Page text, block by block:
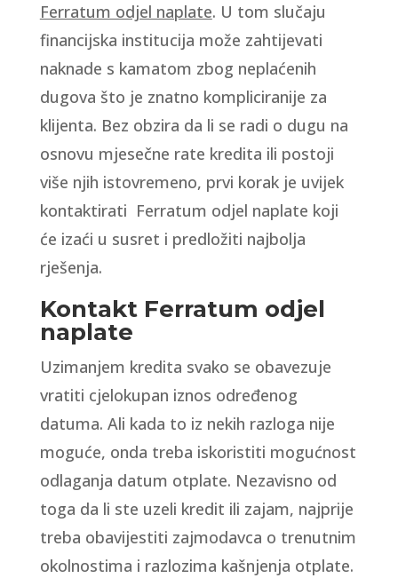
Ferratum odjel naplate. U tom slučaju
financijska institucija može zahtijevati
naknade s kamatom zbog neplaćenih
dugova što je znatno kompliciranije za
klijenta. Bez obzira da li se radi o dugu na
osnovu mjesečne rate kredita ili postoji
više njih istovremeno, prvi korak je uvijek
kontaktirati Ferratum odjel naplate koji
će izaći u susret i predložiti najbolja
rješenja.
Kontakt Ferratum odjel
naplate
Uzimanjem kredita svako se obavezuje
vratiti cjelokupan iznos određenog
datuma. Ali kada to iz nekih razloga nije
moguće, onda treba iskoristiti mogućnost
odlaganja datum otplate. Nezavisno od
toga da li ste uzeli kredit ili zajam, najprije
treba obavijestiti zajmodavca o trenutnim
okolnostima i razlozima kašnjenja otplate.